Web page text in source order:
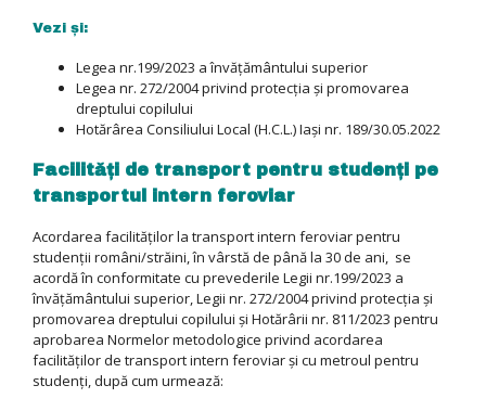
Vezi și:
Legea nr.199/2023 a învățământului superior
Legea nr. 272/2004 privind protecția și promovarea
dreptului copilului
Hotărârea Consiliului Local (H.C.L.) Iași nr. 189/30.05.2022
Facilități de transport pentru studenți pe
transportul intern feroviar
Acordarea facilităților la transport intern feroviar pentru
studenții români/străini, în vârstă de până la 30 de ani, se
acordă în conformitate cu prevederile Legii nr.199/2023 a
învățământului superior, Legii nr. 272/2004 privind protecția și
promovarea dreptului copilului și Hotărârii nr. 811/2023 pentru
aprobarea Normelor metodologice privind acordarea
facilităţilor de transport intern feroviar şi cu metroul pentru
studenţi, după cum urmează: